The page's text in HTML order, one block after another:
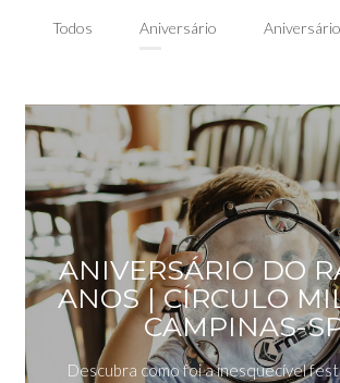
Todos Aniversário
ANIVERSÁRIO DO
ANOS | CÍRCULO
CAMPINAS-
Descubra como foi a inesquecível